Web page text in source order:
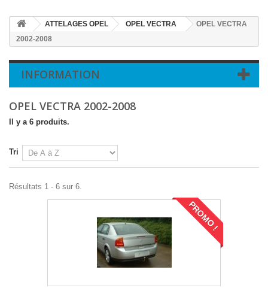
ATTELAGES OPEL OPEL VECTRA
OPEL VECTRA
2002-2008
INFORMATION
OPEL VECTRA 2002-2008
Il y a 6 produits.
Tri
Résultats 1 - 6 sur 6.
PROMO !